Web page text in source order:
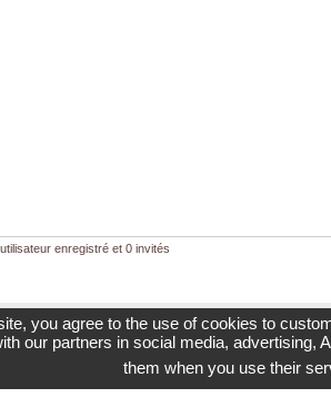
enregistré et 0 invités
Site non officiel et indépendant
you agree to the use of cookies to
our partners in social media,
them when you use their